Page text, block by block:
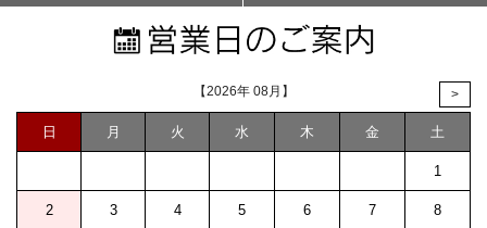
【2026年 08月】 >
日 月 火 水 木 金 土
1
2 3 4 5 6 7 8